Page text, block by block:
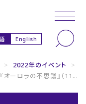
English
> 2022年のイベント
>
オーロラの不思議』（11...